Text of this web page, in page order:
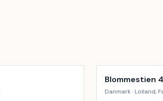
Blommestien
Danmark · Lolland,